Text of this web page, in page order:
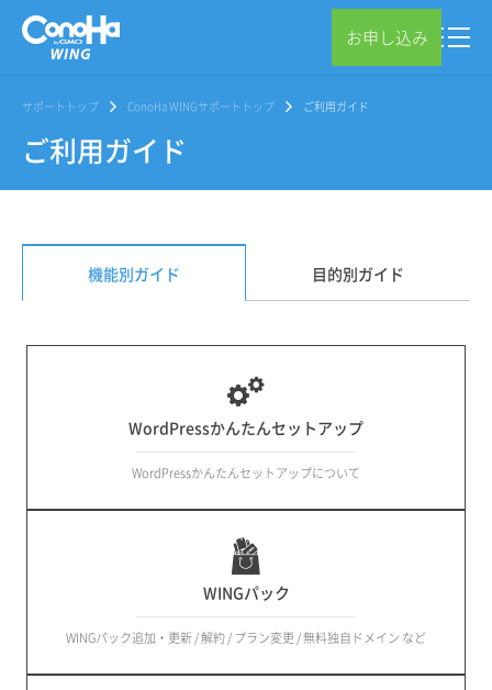
お申し込み
サポートトップ ConoHa WINGサポートトップ ご利用ガイド
ご利用ガイド
機能別ガイド 目的別ガイド
WordPressかんたんセットアップ
WordPressかんたんセットアップについて
WINGパック
WINGパック追加・更新 / 解約 / プラン変更 / 無料独自ドメイン など